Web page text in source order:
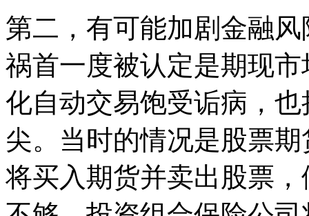
第二，有可能加剧金融
祸首一度被认定是期现
化自动交易饱受诟病，
尖。当时的情况是股票
将买入期货并卖出股票